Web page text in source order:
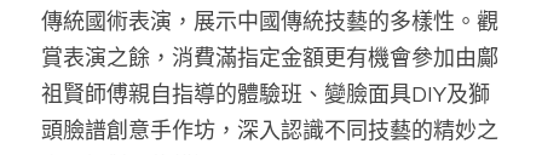
傳統國術表演，展示中國傳統技藝的多樣性。觀
賞表演之餘，消費滿指定金額更有機會參加由鄺
祖賢師傅親自指導的體驗班 、變臉面具DIY及獅
頭臉譜創意手作坊，深入認識不同技藝的精妙之